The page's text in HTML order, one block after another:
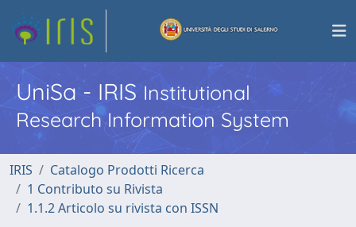
UniSa - IRISInstitutional
Research Information System
IRIS
Catalogo Prodotti Ricerca
1 Contributo su Rivista
1.1.2 Articolo su rivista con ISSN